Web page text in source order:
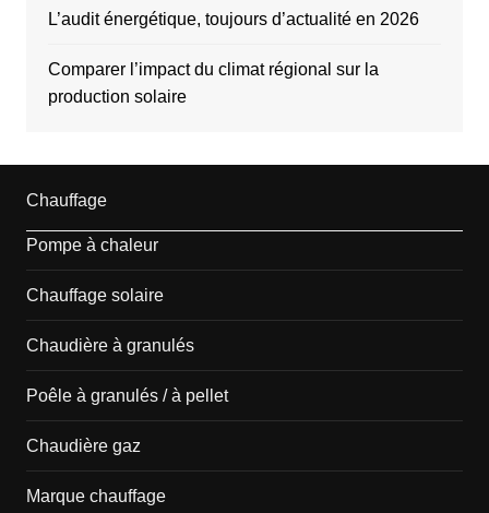
L’audit énergétique, toujours d’actualité en 2026
Comparer l’impact du climat régional sur la
production solaire
Chauffage
Pompe à chaleur
Chauffage solaire
Chaudière à granulés
Poêle à granulés / à pellet
Chaudière gaz
Marque chauffage